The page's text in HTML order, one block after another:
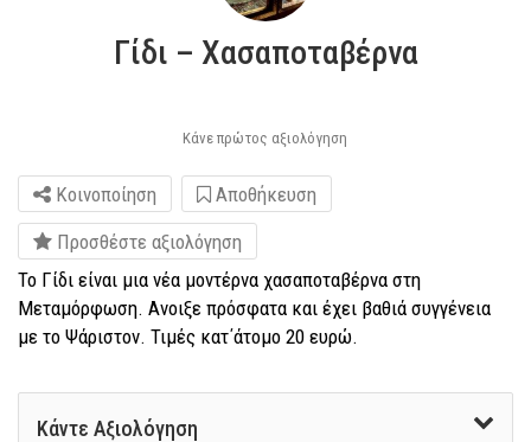
Γίδι – Χασαποταβέρνα
Κάνε πρώτος αξιολόγηση
Κοινοποίηση
Αποθήκευση
Προσθέστε αξιολόγηση
Το Γίδι είναι μια νέα μοντέρνα χασαποταβέρνα στη
Μεταμόρφωση. Ανοιξε πρόσφατα και έχει βαθιά συγγένεια
με το Ψάριστον. Τιμές κατ΄άτομο 20 ευρώ.
Κάντε Αξιολόγηση